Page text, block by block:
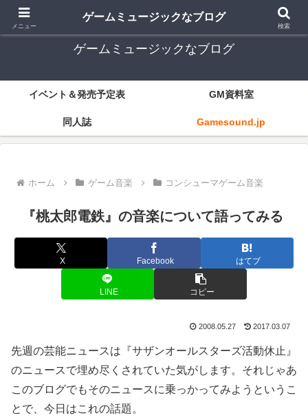
ゲーム音楽とレトロゲー中心
ゲームミュージックなブログ
イベント＆発売予定表 GM資料室
同人誌 Gamesound.jp
ホーム ゲーム音楽 コンシューマゲーム音楽
『桃太郎電鉄』の音楽について語ってみる
X Facebook はてブ
LINE コピー
2008.05.27 2017.03.07
先週の芸能ニュースは『サザンオールスターズ活動休止』
のニュースで埋め尽くされていた気がします。それじゃあ
このブログでもそのニュースに乗っかってみようというこ
とで、今日はこれの話題。
メニュー
ゲームミュージックなブログ
検索